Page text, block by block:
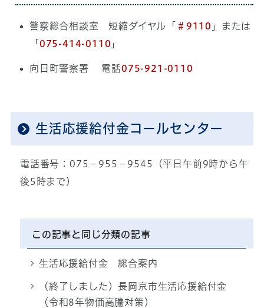
警察総合相談室 短縮ダイヤル「 ＃9110 」または
「 075-414-0110 」
向日町警察署 電話075-921-0110
生活応援給付金コールセンター
電話番号：075−955−9545（平日午前9時から午
後5時まで）
この記事と同じ分類の記事
生活応援給付金 総合案内
（終了しました）長岡京市生活応援給付金
（令和8年物価高騰対策）